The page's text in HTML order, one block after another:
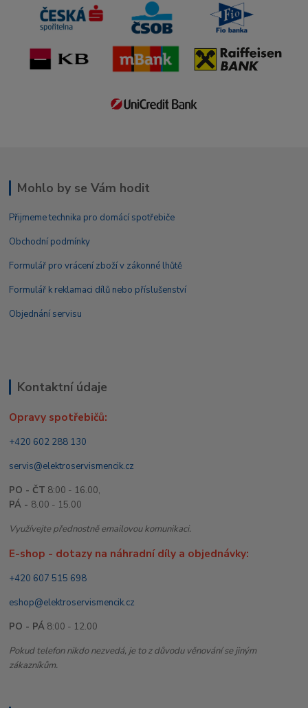
Mohlo by se Vám hodit
Přijmeme technika pro domácí spotřebiče
Obchodní podmínky
Formulář pro vrácení zboží v zákonné lhůtě
Formulář k reklamaci dílů nebo příslušenství
Objednání servisu
Kontaktní údaje
Opravy spotřebičů:
+420 602 288 130
servis@elektroservismencik.cz
PO - ČT 8:00 - 16.00,
PÁ - 8.00 - 15.00
Využívejte přednostně emailovou komunikaci.
E-shop - dotazy na náhradní díly a objednávky:
+420 607 515 698
eshop@elektroservismencik.cz
PO - PÁ 8:00 - 12.00
Pokud telefon nikdo nezvedá, je to z důvodu věnování se jiným
zákazníkům.